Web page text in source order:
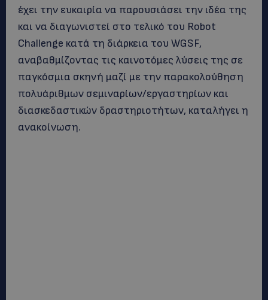
έχει την ευκαιρία να παρουσιάσει την ιδέα της
και να διαγωνιστεί στο τελικό του Robot
Challenge κατά τη διάρκεια του WGSF,
αναβαθμίζοντας τις καινοτόμες λύσεις της σε
παγκόσμια σκηνή μαζί με την παρακολούθηση
πολυάριθμων σεμιναρίων/εργαστηρίων και
διασκεδαστικών δραστηριοτήτων, καταλήγει η
ανακοίνωση.